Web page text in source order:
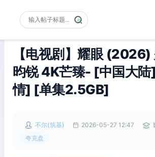
【电视剧】耀眼
昀锐 4K芒臻- [中国大
情] [单集2.5GB]
不尔(筑基) 2026-05-27 12:47
夸克盘